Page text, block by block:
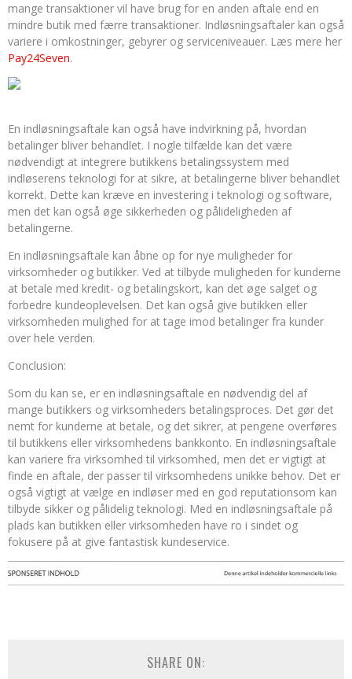
mange transaktioner vil have brug for en anden aftale end en
mindre butik med færre transaktioner. Indløsningsaftaler kan også
variere i omkostninger, gebyrer og serviceniveauer. Læs mere her
Pay24Seven.
En indløsningsaftale kan også have indvirkning på, hvordan
betalinger bliver behandlet. I nogle tilfælde kan det være
nødvendigt at integrere butikkens betalingssystem med
indløserens teknologi for at sikre, at betalingerne bliver behandlet
korrekt. Dette kan kræve en investering i teknologi og software,
men det kan også øge sikkerheden og pålideligheden af
betalingerne.
En indløsningsaftale kan åbne op for nye muligheder for
virksomheder og butikker. Ved at tilbyde muligheden for kunderne
at betale med kredit- og betalingskort, kan det øge salget og
forbedre kundeoplevelsen. Det kan også give butikken eller
virksomheden mulighed for at tage imod betalinger fra kunder
over hele verden.
Conclusion:
Som du kan se, er en indløsningsaftale en nødvendig del af
mange butikkers og virksomheders betalingsproces. Det gør det
nemt for kunderne at betale, og det sikrer, at pengene overføres
til butikkens eller virksomhedens bankkonto. En indløsningsaftale
kan variere fra virksomhed til virksomhed, men det er vigtigt at
finde en aftale, der passer til virksomhedens unikke behov. Det er
også vigtigt at vælge en indløser med en god reputationsom kan
tilbyde sikker og pålidelig teknologi. Med en indløsningsaftale på
plads kan butikken eller virksomheden have ro i sindet og
fokusere på at give fantastisk kundeservice.
SHARE ON: